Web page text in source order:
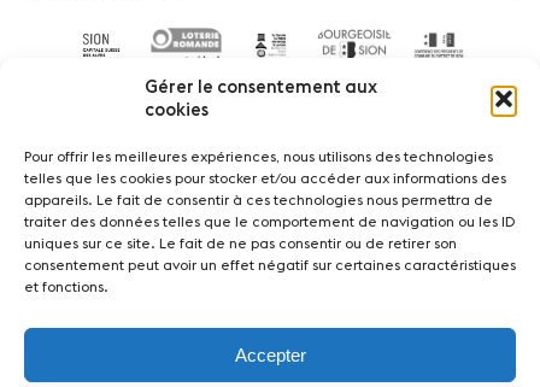
Gérer le consentement aux
cookies
Pour offrir les meilleures expériences, nous utilisons des technologies
telles que les cookies pour stocker et/ou accéder aux informations des
appareils. Le fait de consentir à ces technologies nous permettra de
traiter des données telles que le comportement de navigation ou les ID
uniques sur ce site. Le fait de ne pas consentir ou de retirer son
consentement peut avoir un effet négatif sur certaines caractéristiques
et fonctions.
Accepter
ActualitésConcertsBénévolesMédiation
Médias Revue de presse